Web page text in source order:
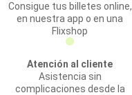
Consigue tus billetes online,
en nuestra app o en una
Flixshop
Atención al cliente
Asistencia sin
complicaciones desde la